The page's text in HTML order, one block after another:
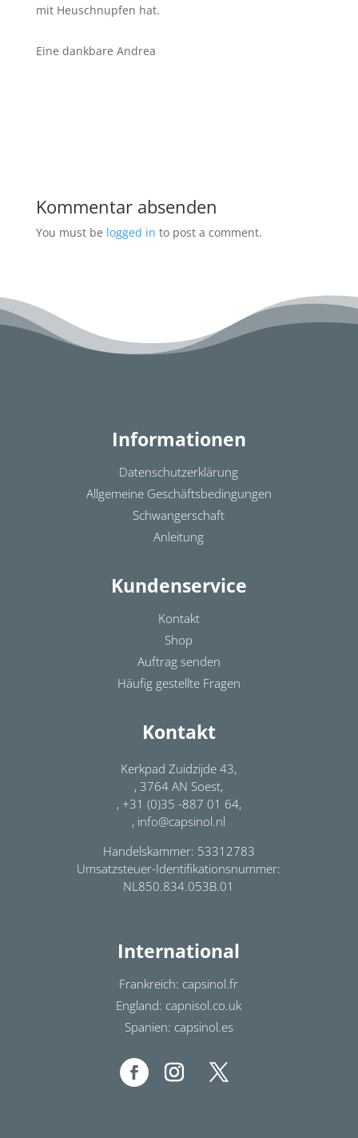
mit Heuschnupfen hat.
Eine dankbare Andrea
Kommentar absenden
You must be logged in to post a comment.
Informationen
Datenschutzerklärung
Allgemeine Geschäftsbedingungen
Schwangerschaft
Anleitung
Kundenservice
Kontakt
Shop
Auftrag senden
Häufig gestellte Fragen
Kontakt
Kerkpad Zuidzijde 43,
, 3764 AN Soest,
, +31 (0)35 -887 01 64,
, info@capsinol.nl
Handelskammer: 53312783
Umsatzsteuer-Identifikationsnummer:
NL850.834.053B.01
International
Frankreich: capsinol.fr
England: capnisol.co.uk
Spanien: capsinol.es